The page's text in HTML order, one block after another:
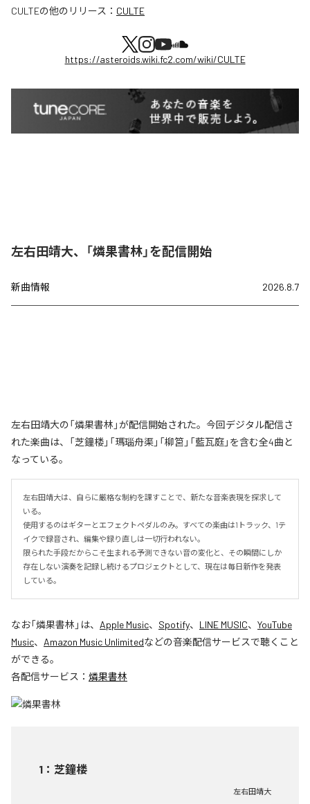
CULTEの他のリリース： CULTE
https://asteroids.wiki.fc2.com/wiki/CULTE
左右田靖大、「燐果書林」を配信開始
新曲情報 2026.8.7
左右田靖大の「燐果書林」が配信開始された。今回デジタル配信さ
れた楽曲は、「芝鐘楼」「瑪瑙舟渠」「柳筥」「藍瓦庭」を含む全4曲と
なっている。
左右田靖大は、自らに厳格な制約を課すことで、新たな音楽表現を探求して
いる。
使用するのはギターとエフェクトペダルのみ。すべての楽曲は1トラック、1テ
イクで録音され、編集や録り直しは一切行われない。
限られた手段だからこそ生まれる予測できない音の変化と、その瞬間にしか
存在しない演奏を記録し続けるプロジェクトとして、現在は毎日新作を発表
している。
なお「燐果書林 」は、 Apple Music、 Spotify、 LINE MUSIC、 YouTube
Music、 Amazon Music Unlimitedなどの音楽配信サービスで聴くこと
ができる。
各配信サービス： 燐果書林
1 ： 芝鐘楼
左右田靖大